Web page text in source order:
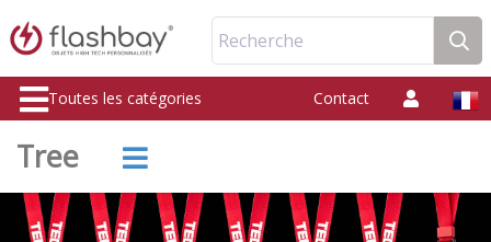
Recherche
Toutes les catégories Contact
Tree